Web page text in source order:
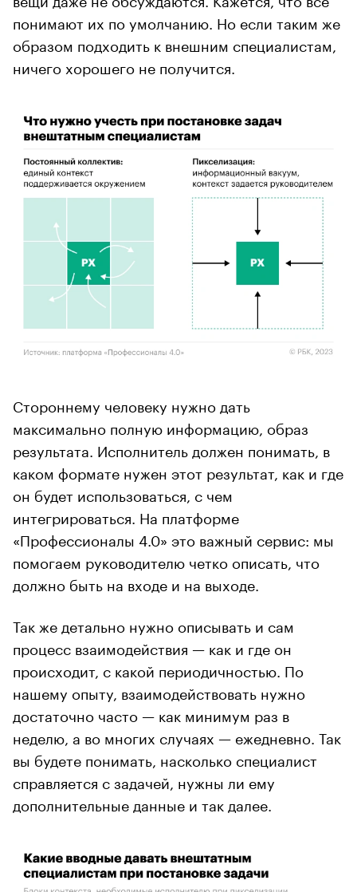
понимают их по умолчанию. Но если таким же
образом подходить к внешним специалистам,
ничего хорошего не получится.
Стороннему человеку нужно дать
максимально полную информацию, образ
результата. Исполнитель должен понимать, в
каком формате нужен этот результат, как и где
он будет использоваться, с чем
интегрироваться. На платформе
«Профессионалы 4.0» это важный сервис: мы
помогаем руководителю четко описать, что
должно быть на входе и на выходе.
Так же детально нужно описывать и сам
процесс взаимодействия — как и где он
происходит, с какой периодичностью. По
нашему опыту, взаимодействовать нужно
достаточно часто — как минимум раз в
неделю, а во многих случаях — ежедневно. Так
вы будете понимать, насколько специалист
справляется с задачей, нужны ли ему
дополнительные данные и так далее.